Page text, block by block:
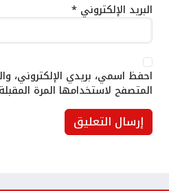
البريد الإلكتروني *
احفظ اسمي، بريدي الإلكتروني،
المتصفح لاستخدامها المرة